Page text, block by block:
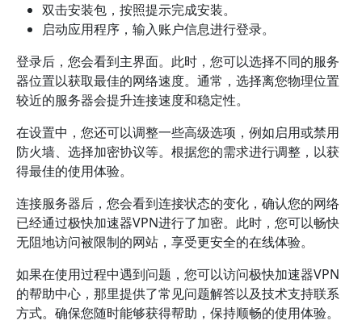
双击安装包，按照提示完成安装。
启动应用程序，输入账户信息进行登录。
登录后，您会看到主界面。此时，您可以选择不同的服务
器位置以获取最佳的网络速度。通常，选择离您物理位置
较近的服务器会提升连接速度和稳定性。
在设置中，您还可以调整一些高级选项，例如启用或禁用
防火墙、选择加密协议等。根据您的需求进行调整，以获
得最佳的使用体验。
连接服务器后，您会看到连接状态的变化，确认您的网络
已经通过极快加速器VPN进行了加密。此时，您可以畅快
无阻地访问被限制的网站，享受更安全的在线体验。
如果在使用过程中遇到问题，您可以访问极快加速器VPN
的帮助中心，那里提供了常见问题解答以及技术支持联系
方式。确保您随时能够获得帮助，保持顺畅的使用体验。